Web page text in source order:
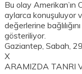
Bu olay
aylarca konuşuluyor
değerlerine
gösteriliyor.
Gaziantep, Sabah,
X
ARAMIZDA TANRI